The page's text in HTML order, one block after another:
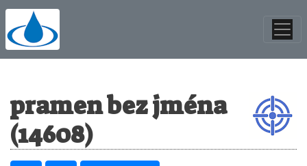
pramen bez jména
(14608)